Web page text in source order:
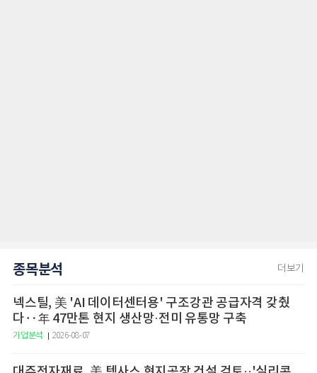
종목분석 더보기
넥스틸, 美 'AI 데이터센터용' 구조강관 공급자격 갖췄
다‥年 47만톤 현지 생산망·전미 유통망 구축
기업분석 2026-08-07